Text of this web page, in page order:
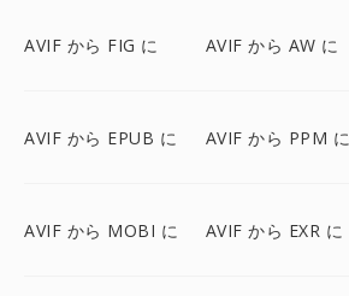
AVIF から FIG に AVIF から AW に
AVIF から EPUB に AVIF から PPM に
AVIF から MOBI に AVIF から EXR に